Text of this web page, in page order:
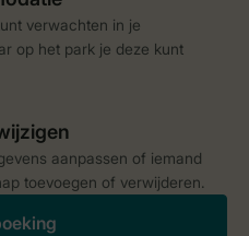
verwachten in je
op het park je deze kunt
aanpassen of iemand
toevoegen of verwijderen.